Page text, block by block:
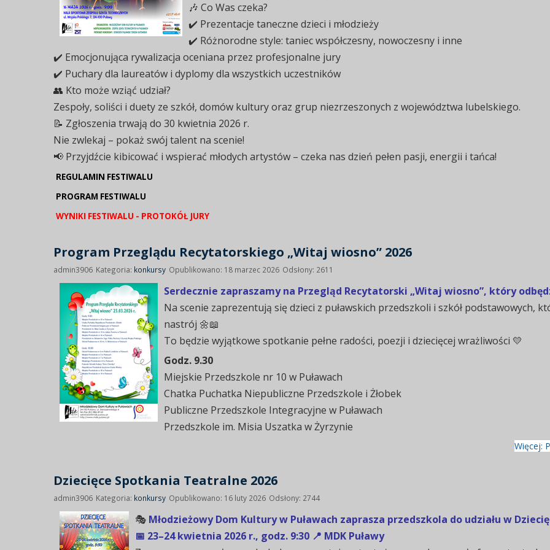
🎶 Co Was czeka?
✔️ Prezentacje taneczne dzieci i młodzieży
✔️ Różnorodne style: taniec współczesny, nowoczesny i inne
✔️ Emocjonująca rywalizacja oceniana przez profesjonalne jury
✔️ Puchary dla laureatów i dyplomy dla wszystkich uczestników
👥 Kto może wziąć udział?
Zespoły, soliści i duety ze szkół, domów kultury oraz grup niezrzeszonych z województwa lubelskiego.
📝 Zgłoszenia trwają do 30 kwietnia 2026 r.
Nie zwlekaj – pokaż swój talent na scenie!
📢 Przyjdźcie kibicować i wspierać młodych artystów – czeka nas dzień pełen pasji, energii i tańca!
REGULAMIN FESTIWALU
PROGRAM FESTIWALU
WYNIKI FESTIWALU - PROTOKÓŁ JURY
Program Przeglądu Recytatorskiego „Witaj wiosno” 2026
admin3906 Kategoria: konkursy Opublikowano: 18 marzec 2026 Odsłony: 2611
Serdecznie zapraszamy na Przegląd Recytatorski „Witaj wiosno”, który
Na scenie zaprezentują się dzieci z puławskich przedszkoli i szkół podstawowych,
nastrój 🌼📖
To będzie wyjątkowe spotkanie pełne radości, poezji i dziecięcej wrażliwości 💛
Godz. 9.30
Miejskie Przedszkole nr 10 w Puławach
Chatka Puchatka Niepubliczne Przedszkole i Żłobek
Publiczne Przedszkole Integracyjne w Puławach
Przedszkole im. Misia Uszatka w Żyrzynie
Więcej:
Dziecięce Spotkania Teatralne 2026
admin3906 Kategoria: konkursy Opublikowano: 16 luty 2026 Odsłony: 2744
🎭 Młodzieżowy Dom Kultury w Puławach zaprasza przedszkola do udziału w
📅 23–24 kwietnia 2026 r., godz. 9:30 📍 MDK Puławy